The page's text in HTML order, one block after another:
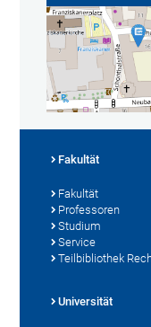
Fakultät
Fakultät
Professoren
Studium
Service
Teilbibliothek
Universität